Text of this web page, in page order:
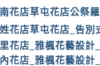
花店草屯花店公祭
花店草屯花店_告
花店_雅楓花藝設計
花店_雅楓花藝設計